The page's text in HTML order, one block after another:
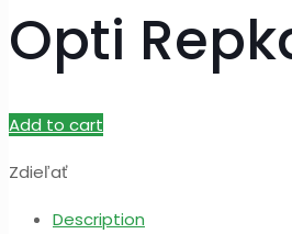
Opti
Add to cart
Zdieľať
Description